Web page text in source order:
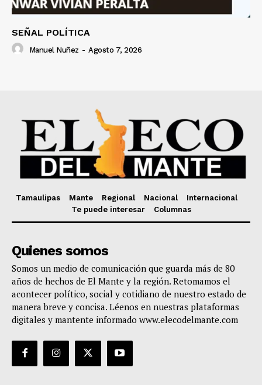
SEÑAL POLÍTICA
Manuel Nuñez - Agosto 7, 2026
Tamaulipas Mante Regional Nacional
Internacional
Te puede interesar
Columnas
Quienes somos
Somos un medio de comunicación que guarda más de 80
años de hechos de El Mante y la región. Retomamos el
acontecer político, social y cotidiano de nuestro estado de
manera breve y concisa. Léenos en nuestras plataformas
digitales y mantente informado www.elecodelmante.com